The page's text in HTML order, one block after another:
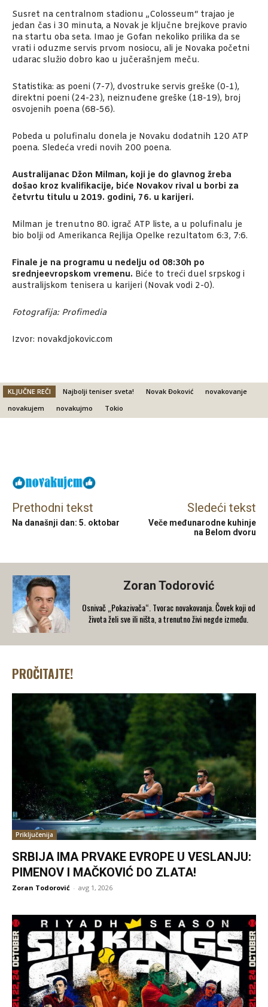
Susret na centralnom stadionu „Colosseum“ trajao je
jedan čas i 30 minuta, a Novak je ključne brejkove pravio
na startu oba seta. Imao je Gofan nekoliko prilika da se
vrati i oduzme servis prvom nosiocu, ali je Novaka početni
udarac služio dobro kao u jučerašnjem meču.
Statistika: as poeni (7-7), dvostruke servis greške (0-1),
direktni poeni (24-23), neiznuđene greške (18-19), broj
osvojenih poena (68-56).
Pobeda u polufinalu donela je Novaku dodatnih 120 ATP
poena. Sledeća vredi novih 200 poena.
Australijanac Džon Milman, koji je do glavnog žreba
došao kroz kvalifikacije, biće Novakov rival u borbi za
četvrtu titulu u 2019. godini, 76. u karijeri.
Milman je trenutno 80. igrač ATP liste, a u polufinalu je
bio bolji od Amerikanca Rejlija Opelke rezultatom 6:3, 7:6.
Finale je na programu u nedelju od 08:30h po
srednjeevropskom vremenu. Biće to treći duel srpskog i
australijskom tenisera u karijeri (Novak vodi 2-0).
Fotografija: Profimedia
Izvor: novakdjokovic.com
KLJUČNE REČI Najbolji teniser sveta! Novak Đoković
novakovanje
novakujem
novakujmo Tokio
Prethodni tekst
Na današnji dan: 5. oktobar
Sledeći tekst
Veče međunarodne kuhinje
na Belom dvoru
Zoran Todorović
Osnivač „Pokazivača“. Tvorac novakovanja. Čovek koji od
života želi sve ili ništa, a trenutno živi negde između.
PROČITAJTE!
Priključenija
SRBIJA IMA PRVAKE EVROPE U VESLANJU:
PIMENOV I MAČKOVIĆ DO ZLATA!
Zoran Todorović - avg 1, 2026